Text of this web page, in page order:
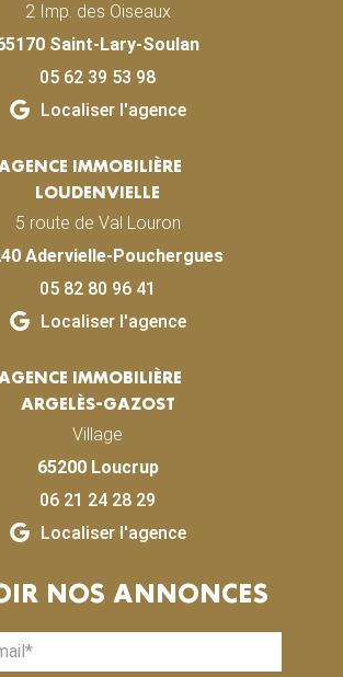
2 Imp. des Oiseaux
Saint-Lary-Soulan
05 62 39 53 98
Localiser l'agence
IMMOBILIÈRE
LOUDENVIELLE
5 route de Val Louron
Adervielle-Pouchergues
05 82 80 96 41
Localiser l'agence
IMMOBILIÈRE
ARGELÈS-GAZOST
Village
65200 Loucrup
06 21 24 28 29
Localiser l'agence
NOS ANNONCES